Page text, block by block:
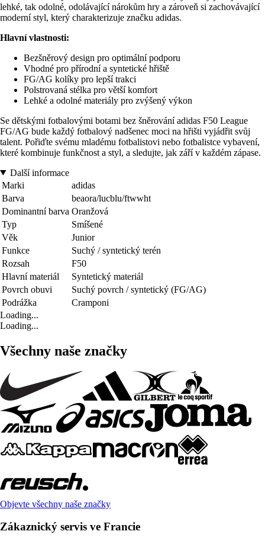
lehké, tak odolné, odolávající nárokům hry a zároveň si zachovávající
moderní styl, který charakterizuje značku adidas.
Hlavní vlastnosti:
Bezšněrový design pro optimální podporu
Vhodné pro přírodní a syntetické hřiště
FG/AG kolíky pro lepší trakci
Polstrovaná stélka pro větší komfort
Lehké a odolné materiály pro zvýšený výkon
Se dětskými fotbalovými botami bez šněrování adidas F50 League
FG/AG bude každý fotbalový nadšenec moci na hřišti vyjádřit svůj
talent. Pořiďte svému mladému fotbalistovi nebo fotbalistce vybavení,
které kombinuje funkčnost a styl, a sledujte, jak září v každém zápase.
Další informace
Marki
adidas
Barva
beaora/lucblu/ftwwht
Dominantní barva Oranžová
Typ
Smíšené
Věk
Junior
Funkce
Suchý / syntetický terén
Rozsah
F50
Hlavní materiál
Syntetický materiál
Povrch obuvi
Suchý povrch / syntetický (FG/AG)
Podrážka
Cramponi
Loading...
Loading...
Všechny naše značky
Objevte všechny naše značky
Zákaznický servis ve Francie